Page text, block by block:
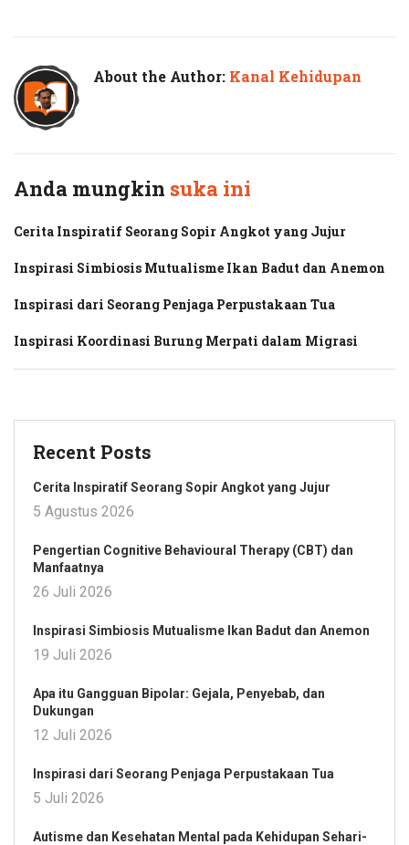
About the Author: Kanal Kehidupan
Anda mungkin suka ini
Cerita Inspiratif Seorang Sopir Angkot yang Jujur
Inspirasi Simbiosis Mutualisme Ikan Badut dan Anemon
Inspirasi dari Seorang Penjaga Perpustakaan Tua
Inspirasi Koordinasi Burung Merpati dalam Migrasi
Recent Posts
Cerita Inspiratif Seorang Sopir Angkot yang Jujur
5 Agustus 2026
Pengertian Cognitive Behavioural Therapy (CBT) dan
Manfaatnya
26 Juli 2026
Inspirasi Simbiosis Mutualisme Ikan Badut dan Anemon
19 Juli 2026
Apa itu Gangguan Bipolar: Gejala, Penyebab, dan
Dukungan
12 Juli 2026
Inspirasi dari Seorang Penjaga Perpustakaan Tua
5 Juli 2026
Autisme dan Kesehatan Mental pada Kehidupan Sehari-